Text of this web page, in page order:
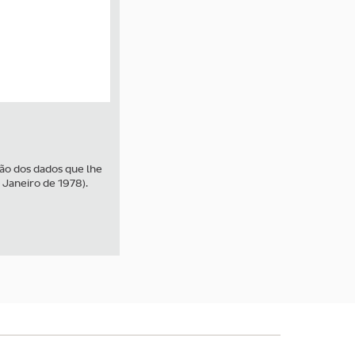
dos dados que lhe
de 1978).